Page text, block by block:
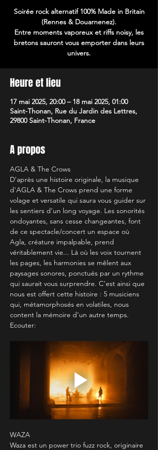
Soirée rock alternatif 100% Made in Britain
(Rennes & Douarnenez).
Entre moments vaporeux et riffs noisy, les
bretons sauront vous emporter dans leurs
univers.
Heure et lieu
17 mai 2025, 20:00 – 18 mai 2025, 01:00
Saint-Thonan, Rue du Jardin des Lettres,
29800 Saint-Thonan, France
A propos
AGLA & The Crows
D’après une histoire originale, la musique
d'AGLA & The Crows prend une forme
volage et versatile qui saura vous guider sur
les sentiers d’un long voyage. Les sonorités
ondoyantes, sans cesse changeantes, font
de ce spectacle/concert un espace où
Agla, créature impalpable, prend
véritablement vie... Là où les voix tournent
les pages, les harmonies se mêlent aux
paysages sonores, ponctués par un rythme
qui saurait vous surprendre. C’est ainsi que
nous est offert cette histoire : 5 musiciens
qui, métamorphosés en volatiles, nous
content la mémoire d’un autre temps.
Ecouter:
WAZA
Waza est un power trio fuzz rock, originaire